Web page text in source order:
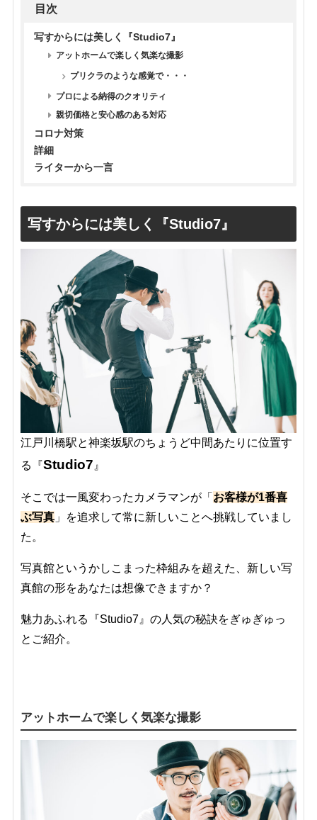
目次
写すからには美しく『Studio7』
アットホームで楽しく気楽な撮影
プリクラのような感覚で・・・
プロによる納得のクオリティ
親切価格と安心感のある対応
コロナ対策
詳細
ライターから一言
写すからには美しく『Studio7』
江戸川橋駅と神楽坂駅のちょうど中間あたりに位置す
る『Studio7 』
そこでは一風変わったカメラマンが「 お客様が1番喜
ぶ写真」を追求して常に新しいことへ挑戦していまし
た。
写真館というかしこまった枠組みを超えた、新しい写
真館の形をあなたは想像できますか？
魅力あふれる『Studio7』の人気の秘訣をぎゅぎゅっ
とご紹介。
アットホームで楽しく気楽な撮影